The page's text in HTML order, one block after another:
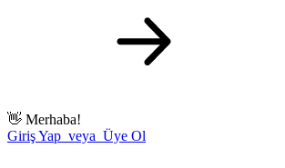
👋 Merhaba!
Giriş Yap veya Üye Ol